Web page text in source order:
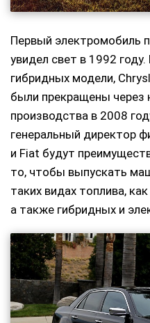
Первый электромобиль
увидел свет в 1992
гибридных модели,
были прекращены через
производства в 2008
генеральный директор
и Fiat будут
то, чтобы выпускать
таких видах топлива,
а также гибридных и